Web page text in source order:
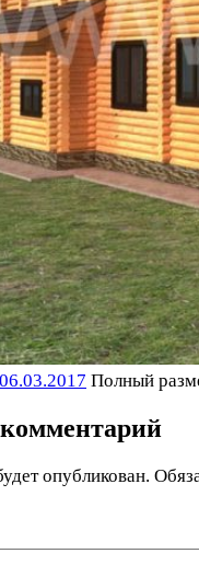
06.03.2017 Полный
опубликован.